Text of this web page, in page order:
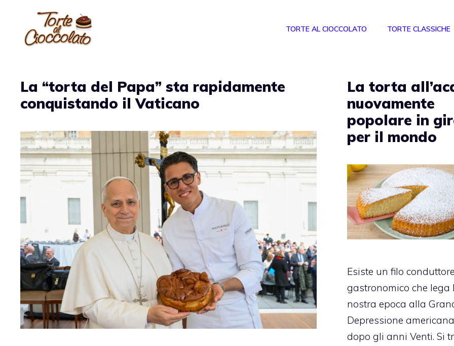
contenuto
TORTE AL CIOCCOLATO TORTE CLASSICHE
La “torta del Papa” sta rapidamente
conquistando il Vaticano
La torta
nuovamente
popolare in
per il mondo
Esiste un filo
gastronomico che lega
nostra epoca alla
Depressione
dopo gli anni Venti. Si